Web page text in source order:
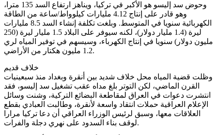
وحوض سد إليسو هو الأكبر في تركيا، ويناهز ارتفاع السد 135 مترا،
وهو قادر على إنتاج 4.12 مليارات كيلوواط/ساعة من الطاقة
الكهربائية سنويا في المتوسط. وبلغت تكلفة إنشاء السد 8.5 مليارات
ليرة (1.4 مليار دولار)، لكنه سيوفر على البلاد 1.5 مليار ليرة (250
مليون دولار) سنويا في إنتاج الكهرباء، وسيسهم في توفير المياه لري
1.2 مليون هكتار من الأراضي.
خلاف قديم
وظلت قضية المياه محل خلاف شديد بين أنقرة وبغداد منذ سبعينيات
القرن الماضي، لكن التوتر بلغ مداه عقب تشغيل سد إليسو، فقد
انتشرت دعوات في العراق لمقاطعة البضائع التركية، وشنت وسائل
الإعلام العراقية حملات انتقاد واسعة لأنقرة، وطالبت العبادي بقطع
العلاقات معها، وسبق لرئيس الوزراء العراقي أن دعا تركيا مرارا
لوقف بناء السدود على نهري دجلة والفرات.